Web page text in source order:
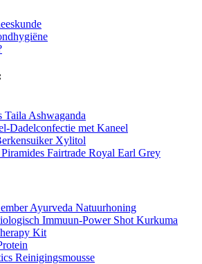
Taila Ashwaganda
Dadelconfectie met Kaneel
Xylitol
Piramides Fairtrade Royal Earl Grey
Ayurveda Natuurhoning
Immuun-Power Shot Kurkuma
Kit
Reinigingsmousse